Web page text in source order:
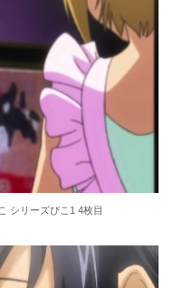
シリーズぴこ1 4枚目